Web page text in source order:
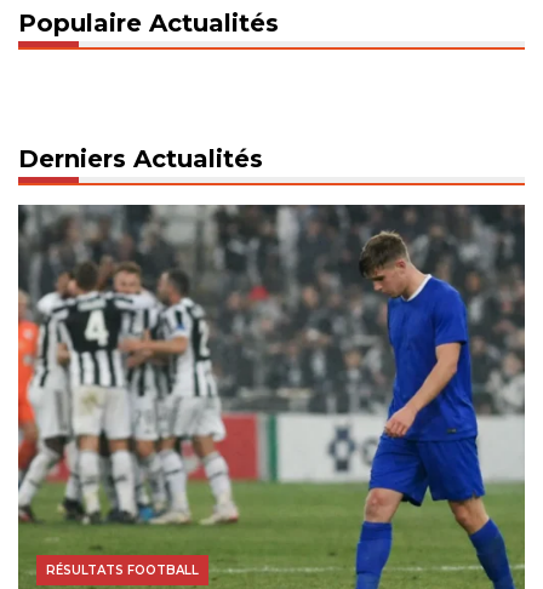
Populaire Actualités
Derniers Actualités
COUPE DU MONDE
RÉSULTATS FOOTBALL